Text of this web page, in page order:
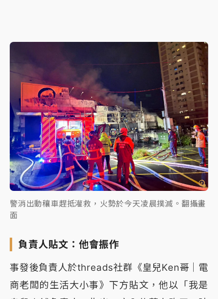
警消出動穰車趕抵灌救，火勢於今天凌晨撲滅。翻攝畫
面
負責人貼文：他會振作
事發後負責人於threads社群《皇兒Ken哥｜電
商老闆的生活大小事》下方貼文，他以「我是